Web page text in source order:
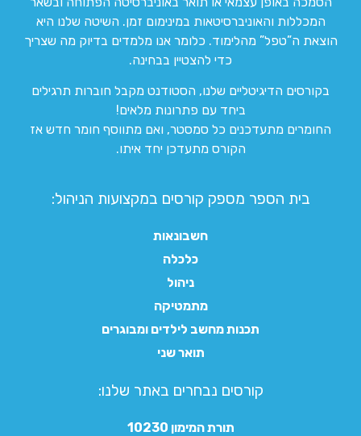
המכללות והאוניברסיטאות במינימום זמן. השיטה שלנו היא
הוצאת ה”טפל” מהלימוד. כלומר אנו מלמדים בדיוק מה שצריך
כדי להצטיין בבחינה.
בקורסים הדיגיטליים שלנו, הסטודנט מקבל חוברות תרגילים
ביחד עם פתרונות מלאים!
החומרים מתעדכנים כל סמסטר, ואם מתווסף חומר חדש אז
הקורס מתעדכן יחד איתו.
בית הספר מספק קורסים במקצועות הניהול:
חשבונאות
כלכלה
ניהול
מתמטיקה
תכנות מחשב לילדים ומבוגרים
תואר שני
קורסים נבחרים באתר שלנו:​
תורת המימון 10230